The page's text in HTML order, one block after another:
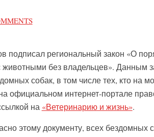
подписал региональный закон «О
без владельцев». Данным
собак, в том числе тех, кто на
официальном интернет-портале
на «Ветеринарию и жизнь».
этому документу, всех бездомных